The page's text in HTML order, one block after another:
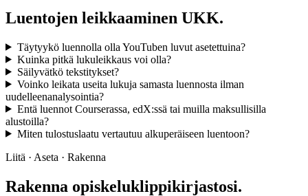
Luentojen leikkaaminen UKK.
Täytyykö luennolla olla YouTuben luvut asetettuina?
Kuinka pitkä lukuleikkaus voi olla?
Säilyvätkö tekstitykset?
Voinko leikata useita lukuja samasta luennosta ilman
uudelleenanalysointia?
Entä luennot Courserassa, edX:ssä tai muilla maksullisilla
alustoilla?
Miten tulostuslaatu vertautuu alkuperäiseen luentoon?
Liitä · Aseta · Rakenna
Rakenna opiskeluklippikirjastosi.